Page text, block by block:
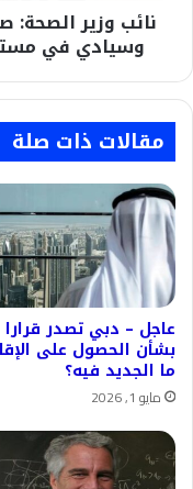
مستقبل
والتنمية
نائب وزير
وسيادي في
مقالات ذات صلة
عاجل – دبي تصدر قرارا
بشأن الحصول على
ما الجديد فيه؟
مايو 1, 2026